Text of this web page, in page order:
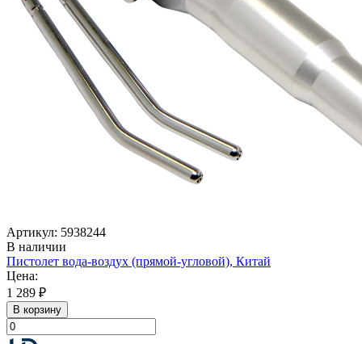
Артикул: 5938244
В наличии
Пистолет вода-воздух (прямой-угловой), Китай
Цена:
1 289 ₽
В корзину